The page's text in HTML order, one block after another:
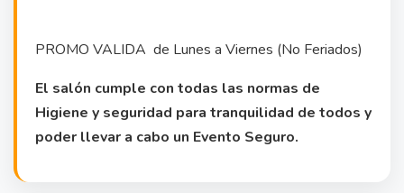
PROMO VALIDA de Lunes a Viernes (No Feriados)
El salón cumple con todas las normas de
Higiene y seguridad para tranquilidad de todos y
poder llevar a cabo un Evento Seguro.